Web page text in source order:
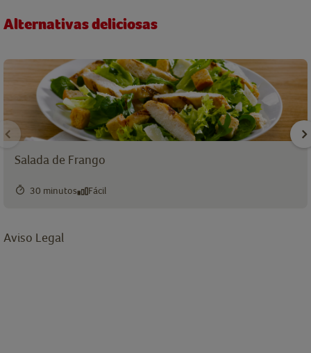
Alternativas deliciosas
Salada de Frango
30 minutos Fácil
Aviso Legal